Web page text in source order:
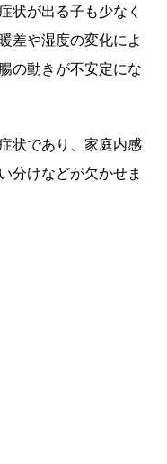
状が出る子も少なく
差や湿度の変化によ
の動きが不安定にな
状であり、家庭内感
分けなどが欠かせま